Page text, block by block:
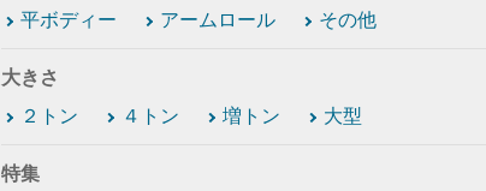
平ボディー
アームロール その他
大きさ
２トン
４トン 増トン 大型
特集